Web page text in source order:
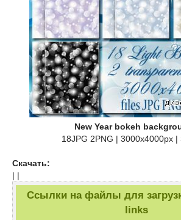
New Year bokeh
18JPG 2PNG | 3000х4000px |
Скачать:
| |
Ссылки на файлы для
links